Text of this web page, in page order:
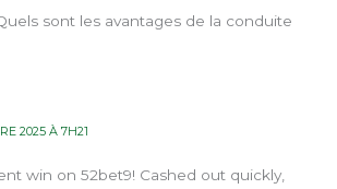
sont les avantages de la conduite
2025 À 7H21
win on 52bet9! Cashed out quickly,